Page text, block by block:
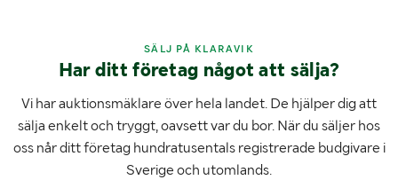
SÄLJ PÅ KLARAVIK
Har ditt företag något att sälja?
Vi har auktionsmäklare över hela landet. De hjälper dig att
sälja enkelt och tryggt, oavsett var du bor. När du säljer hos
oss når ditt företag hundratusentals registrerade budgivare i
Sverige och utomlands.